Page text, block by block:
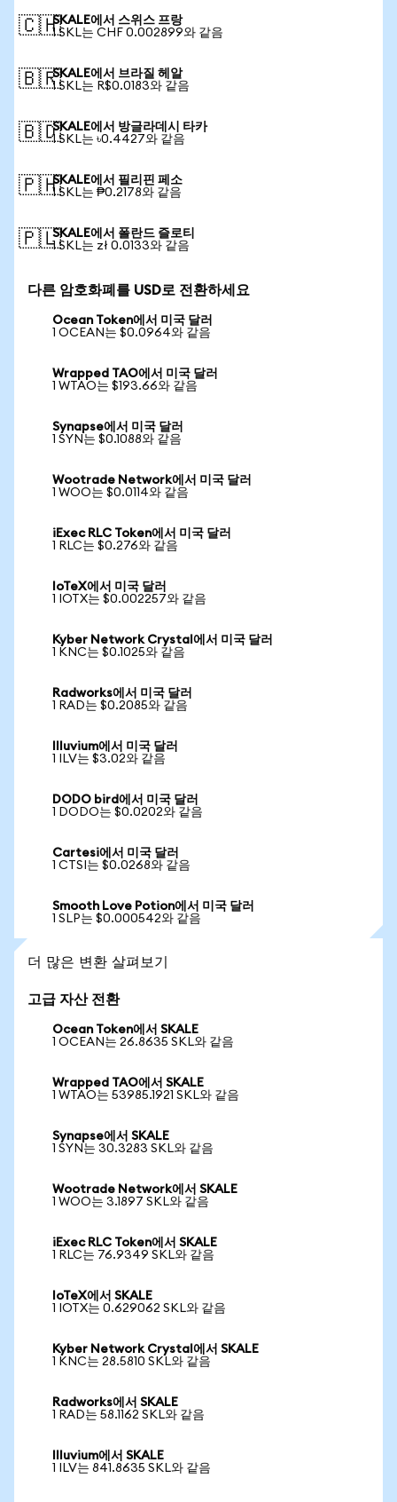
🇨🇭SKALE에서 스위스 프랑
1 SKL는 CHF 0.002899와 같음
🇧🇷SKALE에서 브라질 헤알
1 SKL는 R$0.0183와 같음
🇧🇩SKALE에서 방글라데시 타카
1 SKL는 ৳0.4427와 같음
🇵🇭SKALE에서 필리핀 페소
1 SKL는 ₱0.2178와 같음
🇵🇱SKALE에서 폴란드 즐로티
1 SKL는 zł 0.0133와 같음
다른 암호화폐를 USD로 전환하세요
Ocean Token에서 미국 달러
1 OCEAN는 $0.0964와 같음
Wrapped TAO에서 미국 달러
1 WTAO는 $193.66와 같음
Synapse에서 미국 달러
1 SYN는 $0.1088와 같음
Wootrade Network에서 미국 달러
1 WOO는 $0.0114와 같음
iExec RLC Token에서 미국 달러
1 RLC는 $0.276와 같음
IoTeX에서 미국 달러
1 IOTX는 $0.002257와 같음
Kyber Network Crystal에서 미국 달러
1 KNC는 $0.1025와 같음
Radworks에서 미국 달러
1 RAD는 $0.2085와 같음
Illuvium에서 미국 달러
1 ILV는 $3.02와 같음
DODO bird에서 미국 달러
1 DODO는 $0.0202와 같음
Cartesi에서 미국 달러
1 CTSI는 $0.0268와 같음
Smooth Love Potion에서 미국 달러
1 SLP는 $0.000542와 같음
더 많은 변환 살펴보기
고급 자산 전환
Ocean Token에서 SKALE
1 OCEAN는 26.8635 SKL와 같음
Wrapped TAO에서 SKALE
1 WTAO는 53985.1921 SKL와 같음
Synapse에서 SKALE
1 SYN는 30.3283 SKL와 같음
Wootrade Network에서 SKALE
1 WOO는 3.1897 SKL와 같음
iExec RLC Token에서 SKALE
1 RLC는 76.9349 SKL와 같음
IoTeX에서 SKALE
1 IOTX는 0.629062 SKL와 같음
Kyber Network Crystal에서 SKALE
1 KNC는 28.5810 SKL와 같음
Radworks에서 SKALE
1 RAD는 58.1162 SKL와 같음
Illuvium에서 SKALE
1 ILV는 841.8635 SKL와 같음